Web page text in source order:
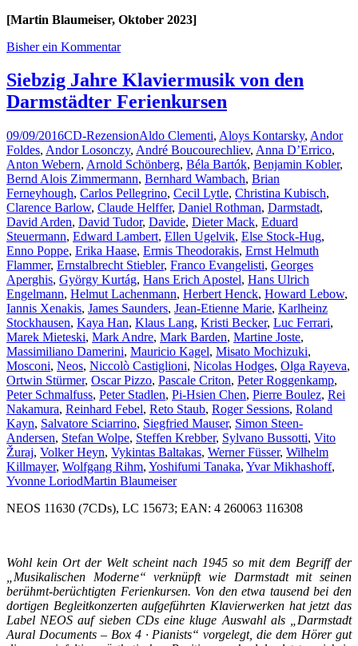
[Martin Blaumeiser, Oktober 2023]
Bisher ein Kommentar
Siebzig Jahre Klaviermusik von den
Darmstädter Ferienkursen
09/09/2016CD-RezensionAldo Clementi, Aloys Kontarsky, Andor
Foldes, Andor Losonczy, André Boucourechliev, Anna D’Errico,
Anton Webern, Arnold Schönberg, Béla Bartók, Benjamin Kobler,
Bernd Alois Zimmermann, Bernhard Wambach, Brian
Ferneyhough, Carlos Pellegrino, Cecil Lytle, Christina Kubisch,
Clarence Barlow, Claude Helffer, Daniel Rothman, Darmstadt,
David Arden, David Tudor, Davide, Dieter Mack, Eduard
Steuermann, Edward Lambert, Ellen Ugelvik, Else Stock-Hug,
Enno Poppe, Erika Haase, Ermis Theodorakis, Ernst Helmuth
Flammer, Ernstalbrecht Stiebler, Franco Evangelisti, Georges
Aperghis, György Kurtág, Hans Erich Apostel, Hans Ulrich
Engelmann, Helmut Lachenmann, Herbert Henck, Howard Lebow,
Iannis Xenakis, James Saunders, Jean-Etienne Marie, Karlheinz
Stockhausen, Kaya Han, Klaus Lang, Kristi Becker, Luc Ferrari,
Marek Mieteski, Mark Andre, Mark Barden, Martine Joste,
Massimiliano Damerini, Mauricio Kagel, Misato Mochizuki,
Mosconi, Neos, Niccolò Castiglioni, Nicolas Hodges, Olga Rayeva,
Ortwin Stürmer, Oscar Pizzo, Pascale Criton, Peter Roggenkamp,
Peter Schmalfuss, Peter Stadlen, Pi-Hsien Chen, Pierre Boulez, Rei
Nakamura, Reinhard Febel, Reto Staub, Roger Sessions, Roland
Kayn, Salvatore Sciarrino, Siegfried Mauser, Simon Steen-
Andersen, Stefan Wolpe, Steffen Krebber, Sylvano Bussotti, Vito
Žuraj, Volker Heyn, Vykintas Baltakas, Werner Füsser, Wilhelm
Killmayer, Wolfgang Rihm, Yoshifumi Tanaka, Yvar Mikhashoff,
Yvonne LoriodMartin Blaumeiser
NEOS 11630 (7CDs), LC 15673; EAN: 4 260063 116308
Wohl kein Ort der Welt scheint nach 1945 so mit dem Begriff der
„Musikalischen Moderne“ verknüpft wie Darmstadt mit seinen
berühmt-berüchtigten Ferienkursen. Von den etwa tausend bei den
dortigen Begleitkonzerten aufgeführten Klavierwerken hat jetzt das
Label NEOS auf sieben CDs eine kluge Auswahl als „Darmstadt
Aural Documents – Box 4 · Pianists“ vorgelegt, die dem Hörer gut